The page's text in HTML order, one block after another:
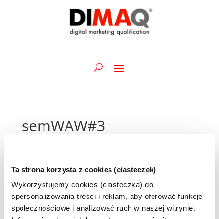
Ta strona korzysta z cookies (ciasteczek)
Wykorzystujemy cookies (ciasteczka) do
spersonalizowania treści i reklam, aby oferować funkcje
społecznościowe i analizować ruch w naszej witrynie.
semWAW#3
semWAW
powraca do Campusu Google! Kolejne
spotkanie dla pasjonatów marketingu internetowego
i startupów odbędzie się już na końcu października.